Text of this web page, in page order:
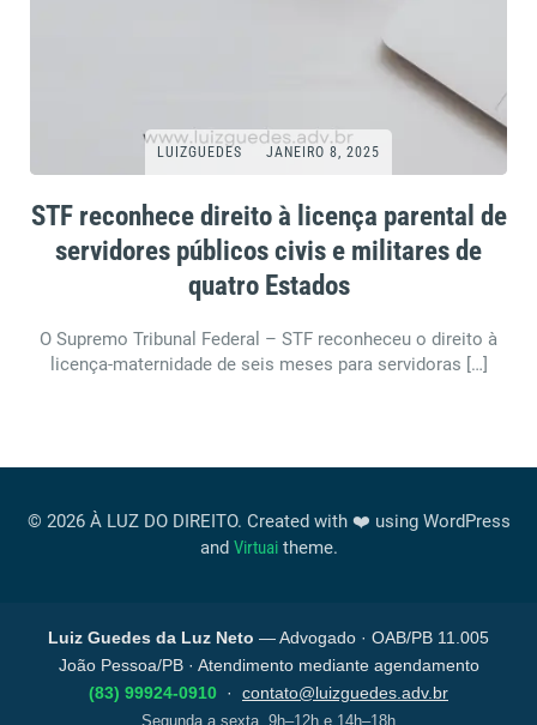
LUIZGUEDES JANEIRO 8, 2025
STF reconhece direito à licença parental de
servidores públicos civis e militares de
quatro Estados
O Supremo Tribunal Federal – STF reconheceu o direito à
licença-maternidade de seis meses para servidoras […]
© 2026 À LUZ DO DIREITO. Created with ❤️ using WordPress
and Virtuaitheme.
Luiz Guedes da Luz Neto — Advogado · OAB/PB 11.005
João Pessoa/PB · Atendimento mediante agendamento
(83) 99924-0910 · contato@luizguedes.adv.br
Segunda a sexta, 9h–12h e 14h–18h